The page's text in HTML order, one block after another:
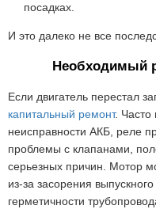
посадках.
И это далеко не все
Необходимый
Если двигатель перестал
капитальный ремонт. Часто
неисправности АКБ, реле
проблемы с клапанами,
серьезных причин. Мотор
из-за засорения
герметичности